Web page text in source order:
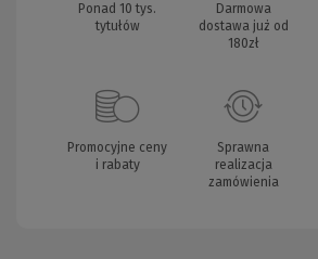
Ponad 10 tys.
tytułów
Darmowa
dostawa już od
180zł
Promocyjne ceny
i rabaty
Sprawna
realizacja
zamówienia